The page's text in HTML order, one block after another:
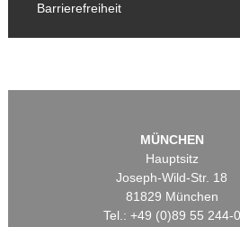
Barrierefreiheit
MÜNCHEN
Hauptsitz
Joseph-Wild-Str. 18
81829 München
Tel.: +49 (0)89 55 244-0